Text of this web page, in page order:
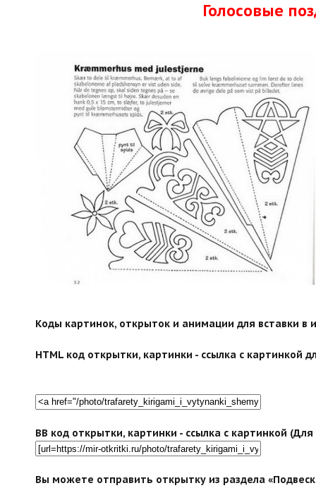
Голосовые
Коды картинок, открыток и анимации для вставки в
HTML код открытки, картинки - ссылка с картинкой
BB код открытки, картинки - ссылка с картинкой
Вы можете отправить открытку из раздела